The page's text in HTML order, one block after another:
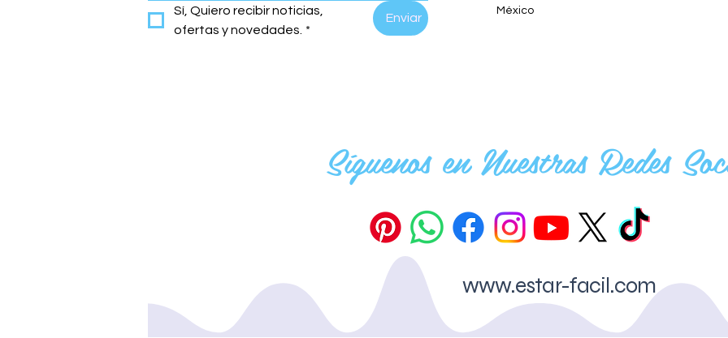
Sí, Quiero recibir noticias,
ofertas y novedades. *
Enviar
México
Síguenos en Nuestras Redes
www.estar-facil.com